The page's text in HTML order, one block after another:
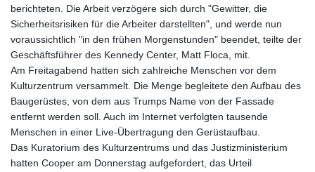
berichteten. Die Arbeit verzögere sich durch "Gewitter, die
Sicherheitsrisiken für die Arbeiter darstellten", und werde nun
voraussichtlich "in den frühen Morgenstunden" beendet, teilte der
Geschäftsführer des Kennedy Center, Matt Floca, mit.
Am Freitagabend hatten sich zahlreiche Menschen vor dem
Kulturzentrum versammelt. Die Menge begleitete den Aufbau des
Baugerüstes, von dem aus Trumps Name von der Fassade
entfernt werden soll. Auch im Internet verfolgten tausende
Menschen in einer Live-Übertragung den Gerüstaufbau.
Das Kuratorium des Kulturzentrums und das Justizministerium
hatten Cooper am Donnerstag aufgefordert, das Urteil